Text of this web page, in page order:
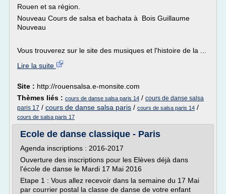
Rouen et sa région.
Nouveau Cours de salsa et bachata à Bois Guillaume
Nouveau
Vous trouverez sur le site des musiques et l'histoire de la ...
Lire la suite
Site : http://rouensalsa.e-monsite.com
Thèmes liés : cours de danse salsa paris 14 / cours de danse salsa
paris 17 / cours de danse salsa paris / cours de salsa paris 14 /
cours de salsa paris 17
Ecole de danse classique - Paris
Agenda inscriptions : 2016-2017
Ouverture des inscriptions pour les Elèves déjà dans
l'école de danse le Mardi 17 Mai 2016
Etape 1 : Vous allez recevoir dans la semaine du 17 Mai
par courrier postal la classe de danse de votre enfant